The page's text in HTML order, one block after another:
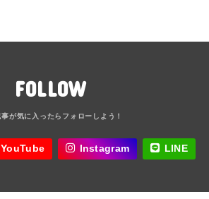
FOLLOW
YouTube Instagram LINE